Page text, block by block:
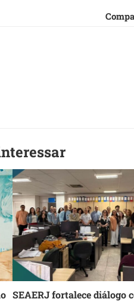
SEAERJ fortalece diálogo